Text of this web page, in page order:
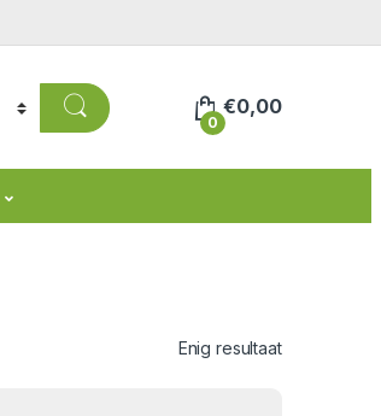
0
€0,00
Enig resultaat